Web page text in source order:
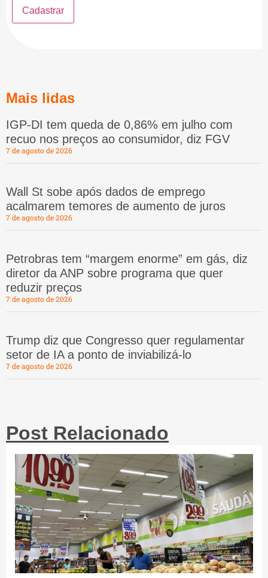
Mais lidas
IGP-DI tem queda de 0,86% em julho com
recuo nos preços ao consumidor, diz FGV
7 de agosto de 2026
Wall St sobe após dados de emprego
acalmarem temores de aumento de juros
7 de agosto de 2026
Petrobras tem “margem enorme” em gás, diz
diretor da ANP sobre programa que quer
reduzir preços
7 de agosto de 2026
Trump diz que Congresso quer regulamentar
setor de IA a ponto de inviabilizá-lo
7 de agosto de 2026
Post Relacionado